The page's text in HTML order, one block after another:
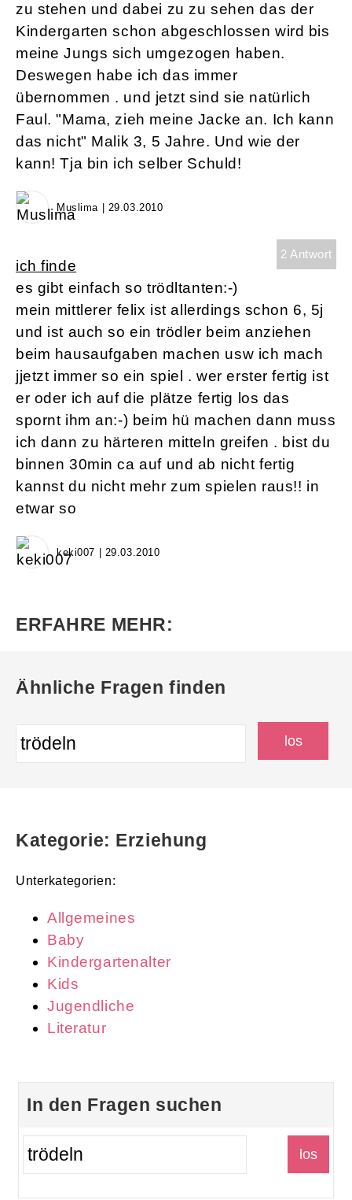
zu stehen und dabei zu zu sehen das der
Kindergarten schon abgeschlossen wird bis
meine Jungs sich umgezogen haben.
Deswegen habe ich das immer
übernommen . und jetzt sind sie natürlich
Faul. "Mama, zieh meine Jacke an. Ich kann
das nicht" Malik 3, 5 Jahre. Und wie der
kann! Tja bin ich selber Schuld!
Muslima | 29.03.2010
2 Antwort
ich finde
es gibt einfach so trödltanten:-)
mein mittlerer felix ist allerdings schon 6, 5j
und ist auch so ein trödler beim anziehen
beim hausaufgaben machen usw ich mach
jjetzt immer so ein spiel . wer erster fertig ist
er oder ich auf die plätze fertig los das
spornt ihm an:-) beim hü machen dann muss
ich dann zu härteren mitteln greifen . bist du
binnen 30min ca auf und ab nicht fertig
kannst du nicht mehr zum spielen raus!! in
etwar so
keki007 | 29.03.2010
ERFAHRE MEHR:
Ähnliche Fragen finden
Kategorie: Erziehung
Unterkategorien:
Allgemeines
Baby
Kindergartenalter
Kids
Jugendliche
Literatur
In den Fragen suchen